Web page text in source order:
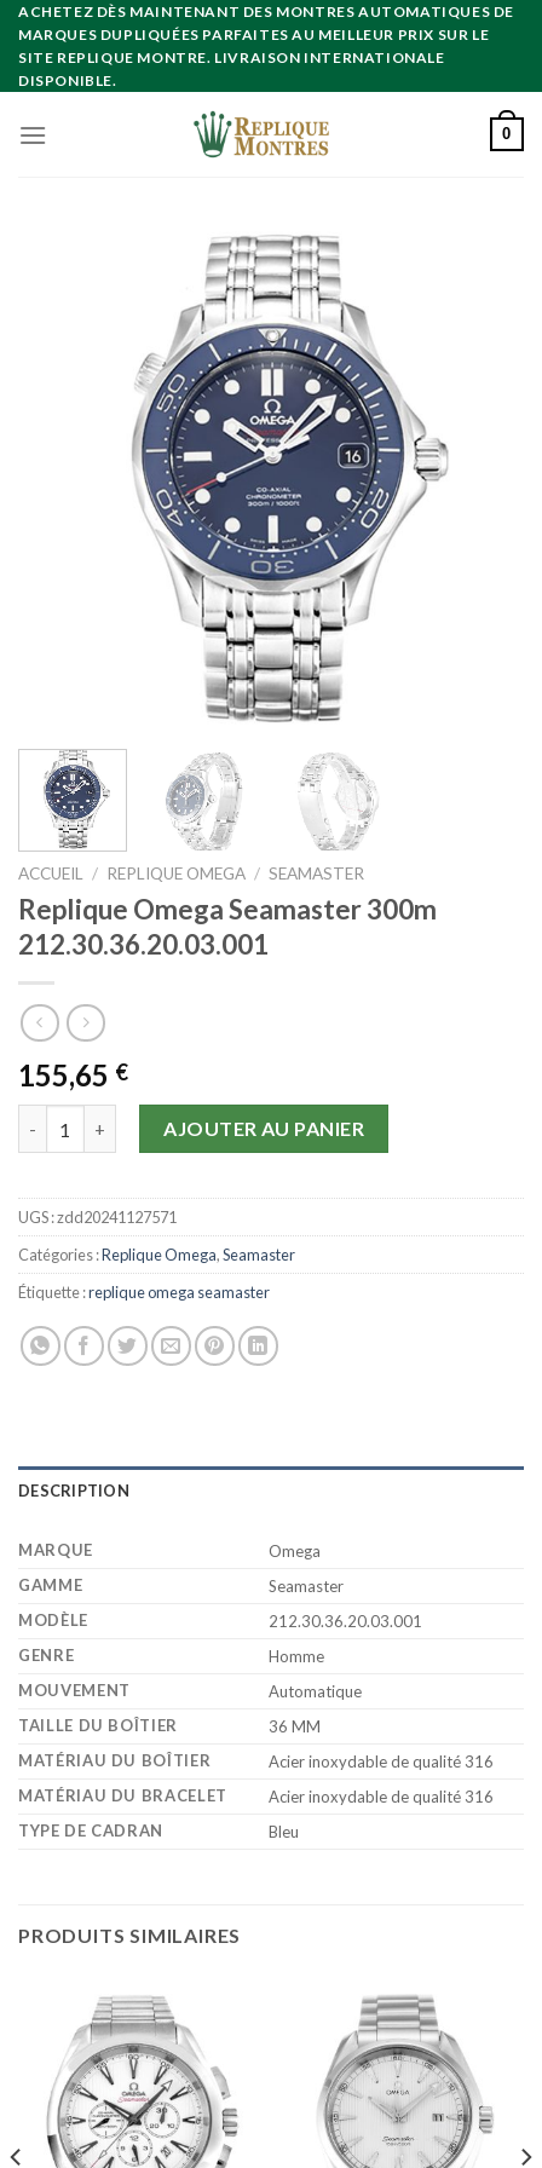
Skip
content
ACHETEZ DÈS MAINTENANT DES MONTRES AUTOMATIQUES DE
MARQUES DUPLIQUÉES PARFAITES AU MEILLEUR PRIX SUR LE
SITE REPLIQUE MONTRE. LIVRAISON INTERNATIONALE
DISPONIBLE.
0
ACCUEIL / REPLIQUE OMEGA / SEAMASTER
Replique Omega Seamaster 300m
212.30.36.20.03.001
155,65 €
AJOUTER AU PANIER
UGS :zdd20241127571
Catégories :Replique Omega,Seamaster
Étiquette :replique omega seamaster
DESCRIPTION
MARQUE
Omega
GAMME
Seamaster
MODÈLE
212.30.36.20.03.001
GENRE
Homme
MOUVEMENT
Automatique
TAILLE DU BOÎTIER
36 MM
MATÉRIAU DU BOÎTIER
Acier inoxydable de qualité 316
MATÉRIAU DU BRACELET
Acier inoxydable de qualité 316
TYPE DE CADRAN
Bleu
PRODUITS SIMILAIRES